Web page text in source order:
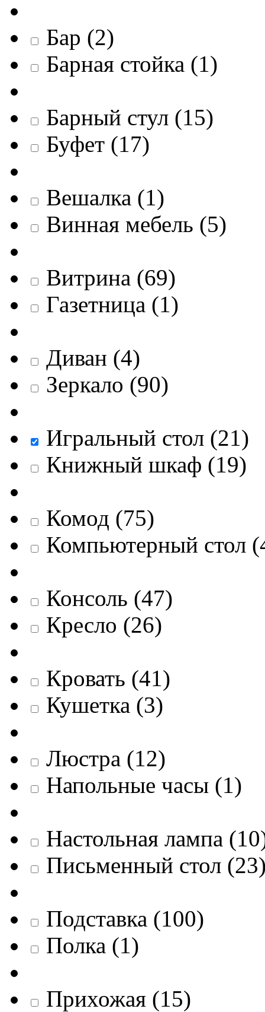
Бар (2)
Барная стойка (1)
Барный стул (15)
Буфет (17)
Вешалка (1)
Винная мебель (5)
Витрина (69)
Газетница (1)
Диван (4)
Зеркало (90)
Игральный стол (21)
Книжный шкаф (19)
Комод (75)
Компьютерный стол (
Консоль (47)
Кресло (26)
Кровать (41)
Кушетка (3)
Люстра (12)
Напольные часы (1)
Настольная лампа (10
Письменный стол (23
Подставка (100)
Полка (1)
Прихожая (15)